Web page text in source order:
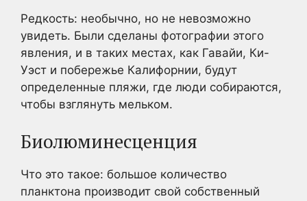
Редкость: необычно, но не невозможно
увидеть. Были сделаны фотографии этого
явления, и в таких местах, как Гавайи, Ки-
Уэст и побережье Калифорнии, будут
определенные пляжи, где люди собираются,
чтобы взглянуть мельком.
Биолюминесценция
Что это такое: большое количество
планктона производит свой собственный